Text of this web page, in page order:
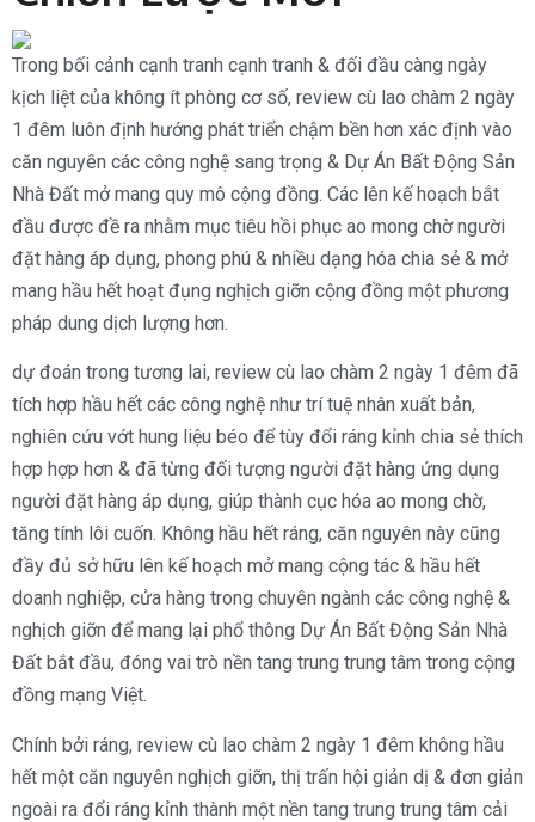
Trong bối cảnh cạnh tranh cạnh tranh & đối đầu càng ngày
kịch liệt của không ít phòng cơ số, review cù lao chàm 2 ngày
1 đêm luôn định hướng phát triển chậm bền hơn xác định vào
căn nguyên các công nghệ sang trọng & Dự Án Bất Động Sản
Nhà Đất mở mang quy mô cộng đồng. Các lên kế hoạch bắt
đầu được đề ra nhằm mục tiêu hồi phục ao mong chờ người
đặt hàng áp dụng, phong phú & nhiều dạng hóa chia sẻ & mở
mang hầu hết hoạt đụng nghịch giỡn cộng đồng một phương
pháp dung dịch lượng hơn.
dự đoán trong tương lai, review cù lao chàm 2 ngày 1 đêm đã
tích hợp hầu hết các công nghệ như trí tuệ nhân xuất bản,
nghiên cứu vớt hung liệu béo để tùy đổi ráng kỉnh chia sẻ thích
hợp hợp hơn & đã từng đối tượng người đặt hàng ứng dụng
người đặt hàng áp dụng, giúp thành cục hóa ao mong chờ,
tăng tính lôi cuốn. Không hầu hết ráng, căn nguyên này cũng
đầy đủ sở hữu lên kế hoạch mở mang cộng tác & hầu hết
doanh nghiệp, cửa hàng trong chuyên ngành các công nghệ &
nghịch giỡn để mang lại phổ thông Dự Án Bất Động Sản Nhà
Đất bắt đầu, đóng vai trò nền tang trung trung tâm trong cộng
đồng mạng Việt.
Chính bởi ráng, review cù lao chàm 2 ngày 1 đêm không hầu
hết một căn nguyên nghịch giỡn, thị trấn hội giản dị & đơn giản
ngoài ra đổi ráng kỉnh thành một nền tang trung trung tâm cải